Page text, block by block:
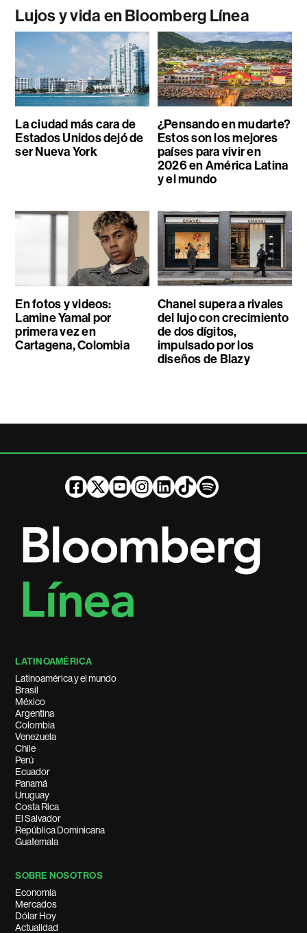
Lujos y vida en Bloomberg Línea
La ciudad más cara de
Estados Unidos dejó de
ser Nueva York
¿Pensando en mudarte?
Estos son los mejores
países para vivir en
2026 en América Latina
y el mundo
En fotos y videos:
Lamine Yamal por
primera vez en
Cartagena, Colombia
Chanel supera a rivales
del lujo con crecimiento
de dos dígitos,
impulsado por los
diseños de Blazy
LATINOAMÉRICA
Latinoamérica y el mundo
Brasil
México
Argentina
Colombia
Venezuela
Chile
Perú
Ecuador
Panamá
Uruguay
Costa Rica
El Salvador
República Dominicana
Guatemala
SOBRE NOSOTROS
Economía
Mercados
Dólar Hoy
Actualidad